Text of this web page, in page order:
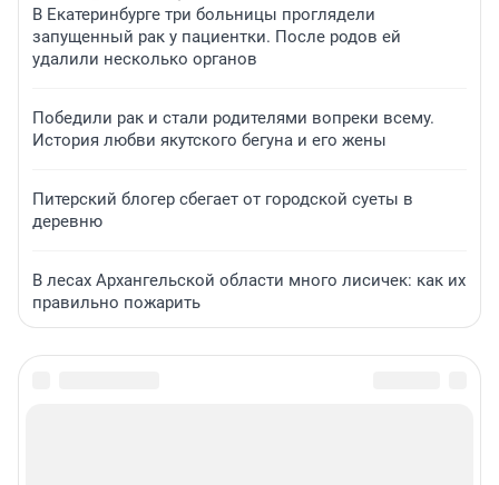
В Екатеринбурге три больницы проглядели
запущенный рак у пациентки. После родов ей
удалили несколько органов
Победили рак и стали родителями вопреки всему.
История любви якутского бегуна и его жены
Питерский блогер сбегает от городской суеты в
деревню
В лесах Архангельской области много лисичек: как их
правильно пожарить